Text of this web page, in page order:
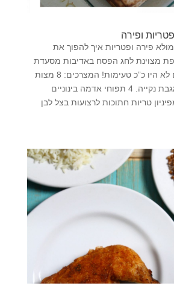
ופירה
פירה ופטריות איך להפוך את
מצוינת לחג הפסח באדיבות מסעדת
סנדר המצות מעולם לא היו כ”כ טעימות! המצרכים: 8 מצות
רטובות, עטופות במגבת נקייה. 4 תפוחי אדמה בינוניים
טריות חתוכות לרצועות בצל לבן